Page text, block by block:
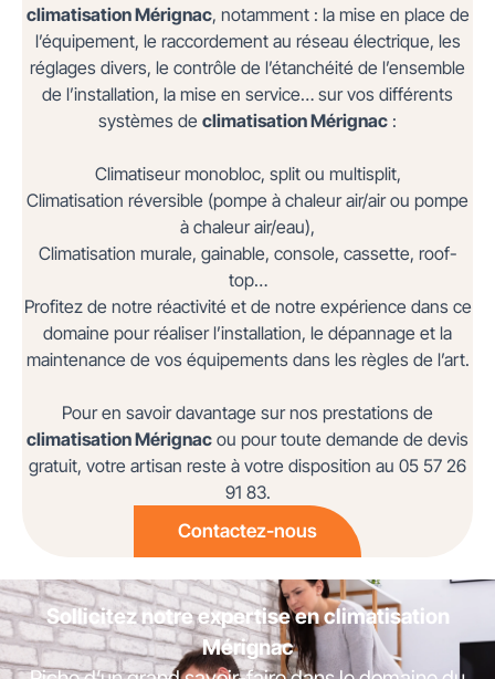
climatisation Mérignac, notamment : la mise en place de
l’équipement, le raccordement au réseau électrique, les
réglages divers, le contrôle de l’étanchéité de l’ensemble
de l’installation, la mise en service… sur vos différents
systèmes de climatisation Mérignac :
Climatiseur monobloc, split ou multisplit,
Climatisation réversible (pompe à chaleur air/air ou pompe
à chaleur air/eau),
Climatisation murale, gainable, console, cassette, roof-
top…
Profitez de notre réactivité et de notre expérience dans ce
domaine pour réaliser l’installation, le dépannage et la
maintenance de vos équipements dans les règles de l’art.
Pour en savoir davantage sur nos prestations de
climatisation Mérignac ou pour toute demande de devis
gratuit, votre artisan reste à votre disposition au 05 57 26
91 83.
Contactez-nous
Sollicitez notre expertise en climatisation
Mérignac